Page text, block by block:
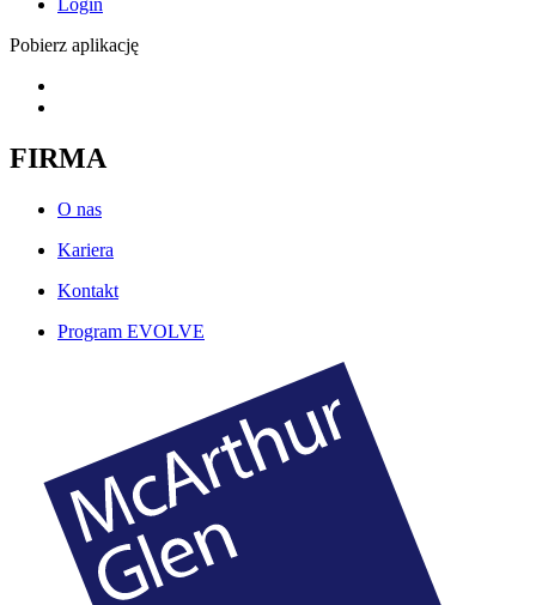
Login
Pobierz aplikację
FIRMA
O nas
Kariera
Kontakt
Program EVOLVE